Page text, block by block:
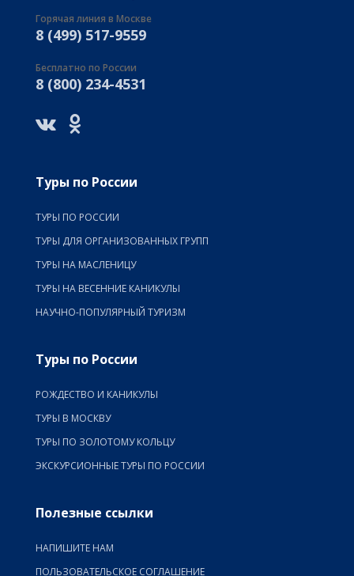
Горячая линия в Москве
8 (499) 517-9559
Бесплатно по России
8 (800) 234-4531
Туры по России
ТУРЫ ПО РОССИИ
ТУРЫ ДЛЯ ОРГАНИЗОВАННЫХ ГРУПП
ТУРЫ НА МАСЛЕНИЦУ
ТУРЫ НА ВЕСЕННИЕ КАНИКУЛЫ
НАУЧНО-ПОПУЛЯРНЫЙ ТУРИЗМ
Туры по России
РОЖДЕСТВО И КАНИКУЛЫ
ТУРЫ В МОСКВУ
ТУРЫ ПО ЗОЛОТОМУ КОЛЬЦУ
ЭКСКУРСИОННЫЕ ТУРЫ ПО РОССИИ
Полезные ссылки
НАПИШИТЕ НАМ
ПОЛЬЗОВАТЕЛЬСКОЕ СОГЛАШЕНИЕ